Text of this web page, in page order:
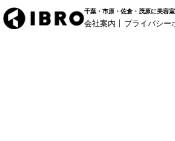
千葉・市原・佐倉・茂原に美容
会社案内 プライバシー